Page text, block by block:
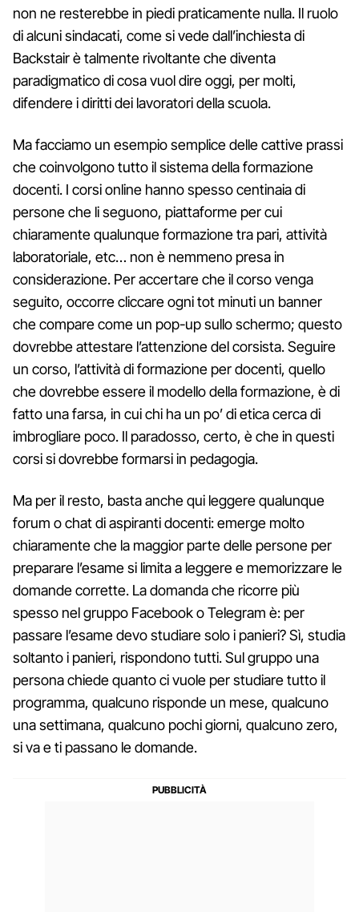
non ne resterebbe in piedi praticamente nulla. Il ruolo
di alcuni sindacati, come si vede dall’inchiesta di
Backstair è talmente rivoltante che diventa
paradigmatico di cosa vuol dire oggi, per molti,
difendere i diritti dei lavoratori della scuola.
Ma facciamo un esempio semplice delle cattive prassi
che coinvolgono tutto il sistema della formazione
docenti. I corsi online hanno spesso centinaia di
persone che li seguono, piattaforme per cui
chiaramente qualunque formazione tra pari, attività
laboratoriale, etc… non è nemmeno presa in
considerazione. Per accertare che il corso venga
seguito, occorre cliccare ogni tot minuti un banner
che compare come un pop-up sullo schermo; questo
dovrebbe attestare l’attenzione del corsista. Seguire
un corso, l’attività di formazione per docenti, quello
che dovrebbe essere il modello della formazione, è di
fatto una farsa, in cui chi ha un po’ di etica cerca di
imbrogliare poco. Il paradosso, certo, è che in questi
corsi si dovrebbe formarsi in pedagogia.
Ma per il resto, basta anche qui leggere qualunque
forum o chat di aspiranti docenti: emerge molto
chiaramente che la maggior parte delle persone per
preparare l’esame si limita a leggere e memorizzare le
domande corrette. La domanda che ricorre più
spesso nel gruppo Facebook o Telegram è: per
passare l’esame devo studiare solo i panieri? Sì, studia
soltanto i panieri, rispondono tutti. Sul gruppo una
persona chiede quanto ci vuole per studiare tutto il
programma, qualcuno risponde un mese, qualcuno
una settimana, qualcuno pochi giorni, qualcuno zero,
si va e ti passano le domande.